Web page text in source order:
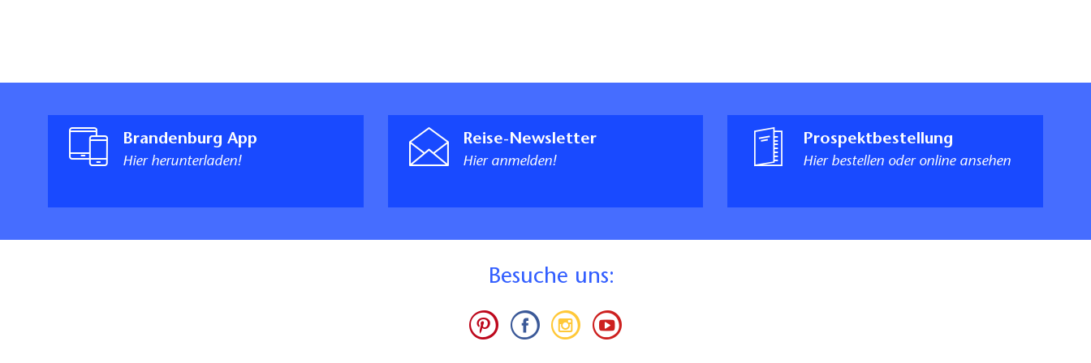
Brandenburg App
Hier herunterladen!
Reise-Newsletter
Hier anmelden!
Prospektbestellung
Hier bestellen oder online ansehen
Besuche uns: